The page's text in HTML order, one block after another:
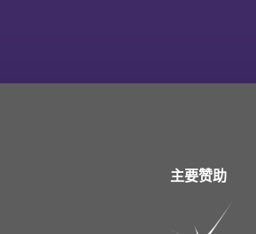
主要赞助